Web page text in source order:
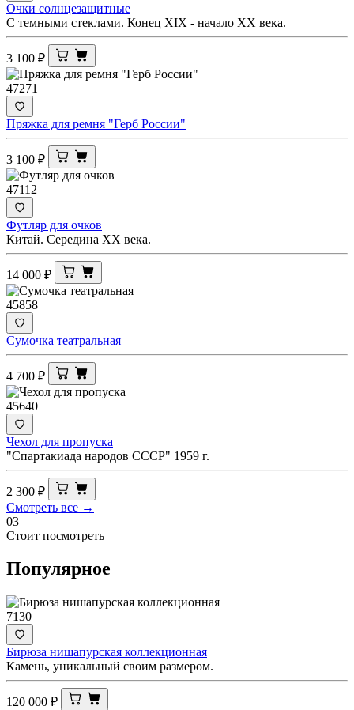
Очки солнцезащитные
С темными стеклами. Конец XIX - начало ХХ века.
3 100 ₽
47271
Пряжка для ремня "Герб России"
3 100 ₽
47112
Футляр для очков
Китай. Середина ХХ века.
14 000 ₽
45858
Сумочка театральная
4 700 ₽
45640
Чехол для пропуска
"Спартакиада народов СССР" 1959 г.
2 300 ₽
Смотреть все →
03
Стоит посмотреть
Популярное
7130
Бирюза нишапурская коллекционная
Камень, уникальный своим размером.
120 000 ₽